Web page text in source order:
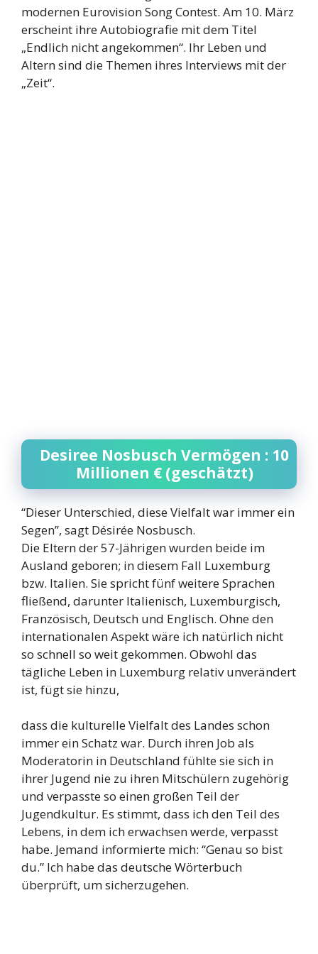
modernen Eurovision Song Contest. Am 10. März
erscheint ihre Autobiografie mit dem Titel
„Endlich nicht angekommen“. Ihr Leben und
Altern sind die Themen ihres Interviews mit der
„Zeit“.
Desiree Nosbusch Vermögen : 10
Millionen € (geschätzt)
“Dieser Unterschied, diese Vielfalt war immer ein
Segen”, sagt Désirée Nosbusch.
Die Eltern der 57-Jährigen wurden beide im
Ausland geboren; in diesem Fall Luxemburg
bzw. Italien. Sie spricht fünf weitere Sprachen
fließend, darunter Italienisch, Luxemburgisch,
Französisch, Deutsch und Englisch. Ohne den
internationalen Aspekt wäre ich natürlich nicht
so schnell so weit gekommen. Obwohl das
tägliche Leben in Luxemburg relativ unverändert
ist, fügt sie hinzu,
dass die kulturelle Vielfalt des Landes schon
immer ein Schatz war. Durch ihren Job als
Moderatorin in Deutschland fühlte sie sich in
ihrer Jugend nie zu ihren Mitschülern zugehörig
und verpasste so einen großen Teil der
Jugendkultur. Es stimmt, dass ich den Teil des
Lebens, in dem ich erwachsen werde, verpasst
habe. Jemand informierte mich: “Genau so bist
du.” Ich habe das deutsche Wörterbuch
überprüft, um sicherzugehen.